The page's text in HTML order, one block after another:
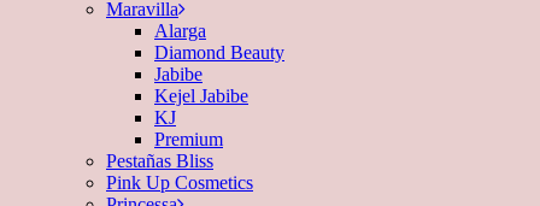
Maravilla
Alarga
Diamond Beauty
Jabibe
Kejel Jabibe
KJ
Premium
Pestañas Bliss
Pink Up Cosmetics